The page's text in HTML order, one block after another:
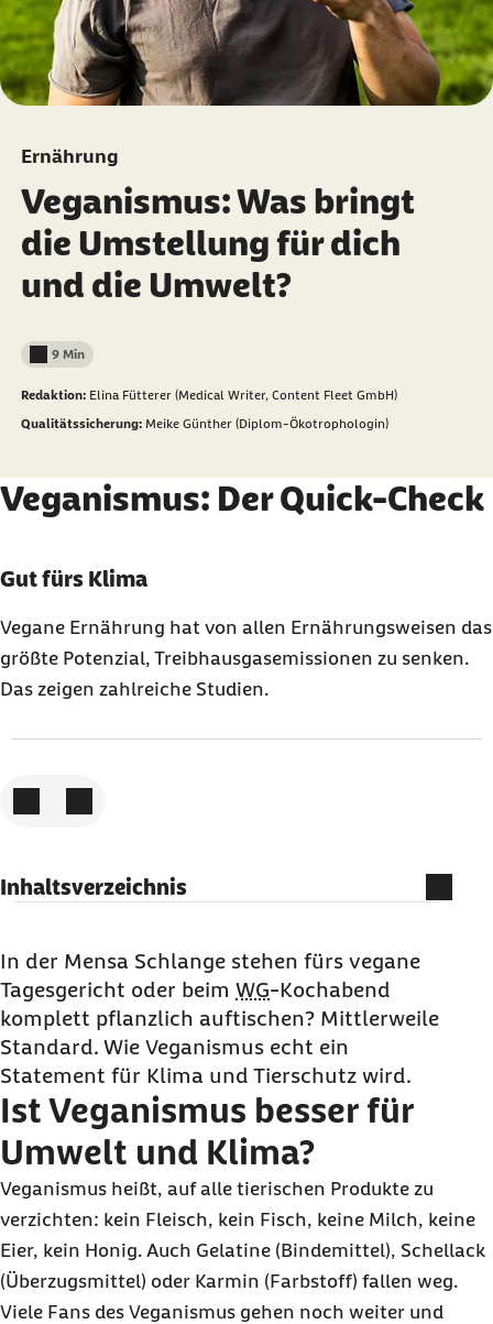
Ernährung
Veganismus: Was bringt
die Umstellung für dich
und die Umwelt?
Lesedauer weniger als
9 Min
Redaktion: Elina Fütterer (Medical Writer, Content Fleet GmbH)
Qualitätssicherung: Meike Günther (Diplom-Ökotrophologin)
Veganismus: Der Quick-Check
Karussell mit 3 Elementen
Element 1 von 3
Gut fürs Klima
Vegane Ernährung hat von allen Ernährungsweisen das
größte Potenzial, Treibhausgasemissionen zu senken.
Das zeigen zahlreiche Studien.
Inhaltsverzeichnis
Wie viele Menschen leben vegan und warum?
Vegane Produkte: Gesund oder Nährstofffalle?
Veganismus: Was sind die Vor- und Nachteile?
Fazit: Für wen ist Veganismus geeignet und für
wen eher nicht?
Häufige Fragen und Antworten zu Veganismus
In der Mensa Schlange stehen fürs vegane
Tagesgericht oder beim WG-Kochabend
komplett pflanzlich auftischen? Mittlerweile
Standard. Wie Veganismus echt ein
Statement für Klima und Tierschutz wird.
Ist Veganismus besser für
Umwelt und Klima?
Veganismus heißt, auf alle tierischen Produkte zu
verzichten: kein Fleisch, kein Fisch, keine Milch, keine
Eier, kein Honig. Auch Gelatine (Bindemittel), Schellack
(Überzugsmittel) oder Karmin (Farbstoff) fallen weg.
Viele Fans des Veganismus gehen noch weiter und